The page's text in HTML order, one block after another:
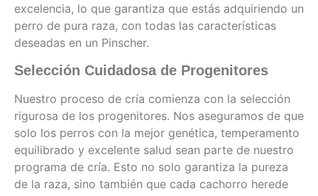
excelencia, lo que garantiza que estás adquiriendo un
perro de pura raza, con todas las características
deseadas en un Pinscher.
Selección Cuidadosa de Progenitores
Nuestro proceso de cría comienza con la selección
rigurosa de los progenitores. Nos aseguramos de que
solo los perros con la mejor genética, temperamento
equilibrado y excelente salud sean parte de nuestro
programa de cría. Esto no solo garantiza la pureza
de la raza, sino también que cada cachorro herede